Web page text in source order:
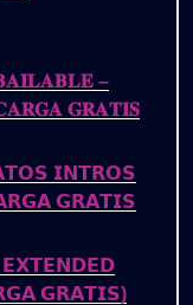
–
𝐆𝐑𝐀𝐓𝐈𝐒
𝗜𝗡𝗧𝗥𝗢𝗦
𝗚𝗥𝗔𝗧𝗜𝗦
𝗘𝗫𝗧𝗘𝗡𝗗𝗘𝗗
𝗚𝗥𝗔𝗧𝗜𝗦)